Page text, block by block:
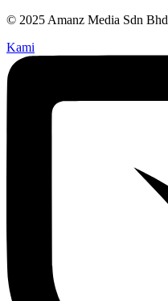
© 2025 Amanz Media Sdn Bhd
Kami